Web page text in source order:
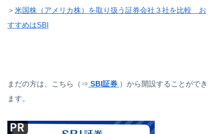
＞ 米国株（アメリカ株）を取り扱う証券会社３社を比較 お
すすめはSBI
まだの方は、こちら（⇒ SBI証券 ）から開設することができ
ます。